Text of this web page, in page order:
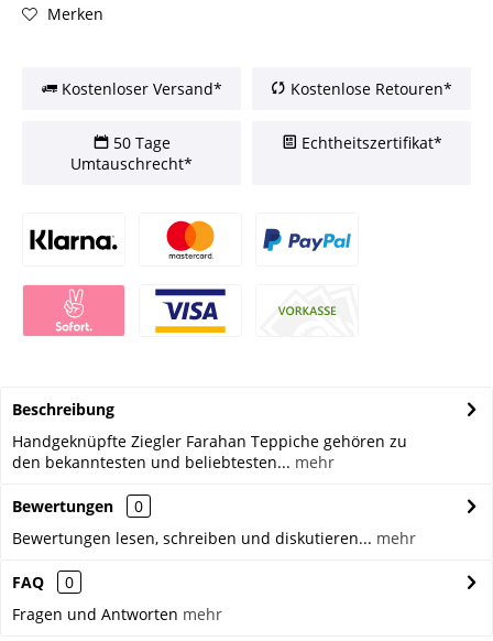
Merken
Kostenloser Versand* Kostenlose Retouren*
50 Tage
Umtauschrecht*
Echtheitszertifikat*
Beschreibung
Handgeknüpfte Ziegler Farahan Teppiche gehören zu
den bekanntesten und beliebtesten... mehr
Bewertungen
0
Bewertungen lesen, schreiben und diskutieren... mehr
FAQ
0
Fragen und Antworten mehr